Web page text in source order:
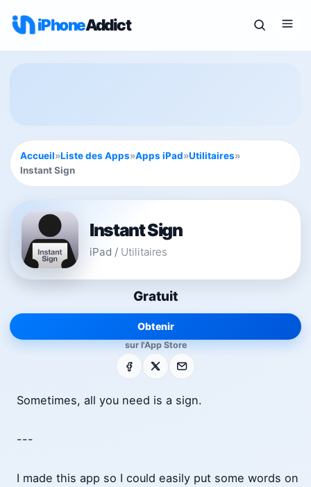
iPhoneAddict
Accueil»Liste des Apps»Apps iPad»Utilitaires»
Instant Sign
Instant Sign
iPad / Utilitaires
Gratuit
Obtenir
sur l'App Store
Facebook E-mail
Sometimes, all you need is a sign.
---
I made this app so I could easily put some words on